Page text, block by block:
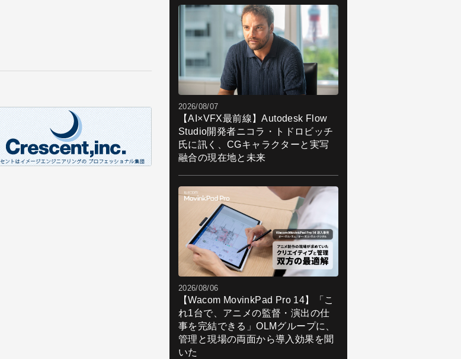
2026/08/07
【AI×VFX最前線】Autodesk Flow
Studio開発者ニコラ・トドロビッチ
氏に訊く、CGキャラクターと実写
融合の現在地と未来
2026/08/06
【Wacom MovinkPad Pro 14】「こ
れ1台で、アニメの監督・演出の仕
事を完結できる」OLMグループに、
管理と現場の両面から導入効果を聞
いた